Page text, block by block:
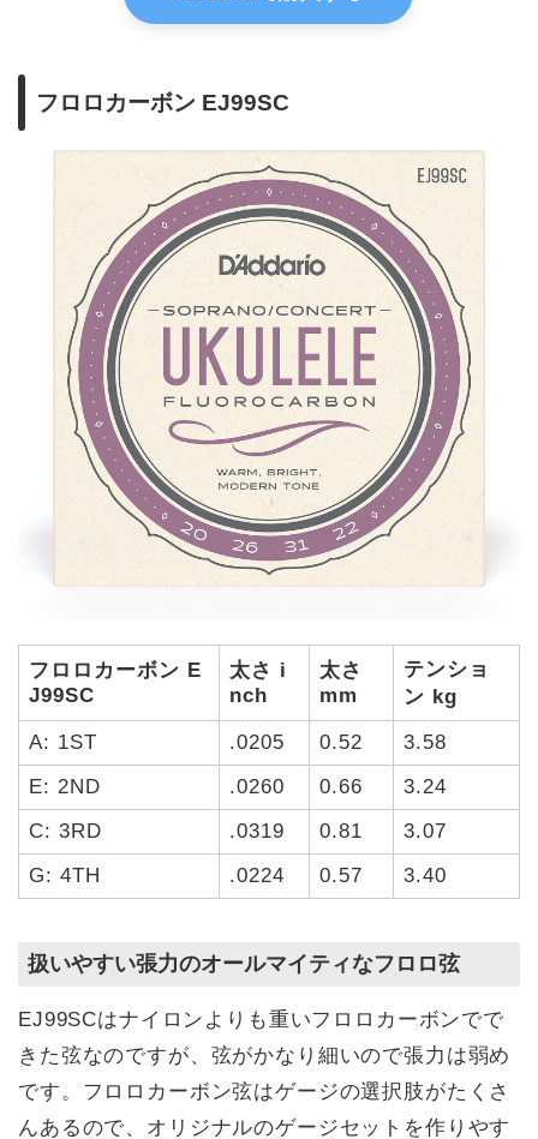
フロロカーボン EJ99SC
フロロカーボン E
J99SC
太さ i
nch
太さ
mm
テンショ
ン kg
A: 1ST
.0205 0.52
3.58
E: 2ND
.0260 0.66
3.24
C: 3RD
.0319 0.81
3.07
G: 4TH
.0224 0.57 3.40
扱いやすい張力のオールマイティなフロロ弦
EJ99SCはナイロンよりも重いフロロカーボンでで
きた弦なのですが、弦がかなり細いので張力は弱め
です。フロロカーボン弦はゲージの選択肢がたくさ
んあるので、オリジナルのゲージセットを作りやす